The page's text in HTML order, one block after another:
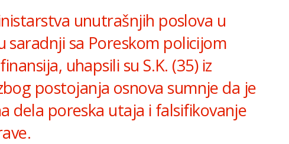
unutrašnjih poslova u
saradnji sa Poreskom policijom
uhapsili su S.K. (35) iz
postojanja osnova sumnje da je
dela poreska utaja i falsifikovanje